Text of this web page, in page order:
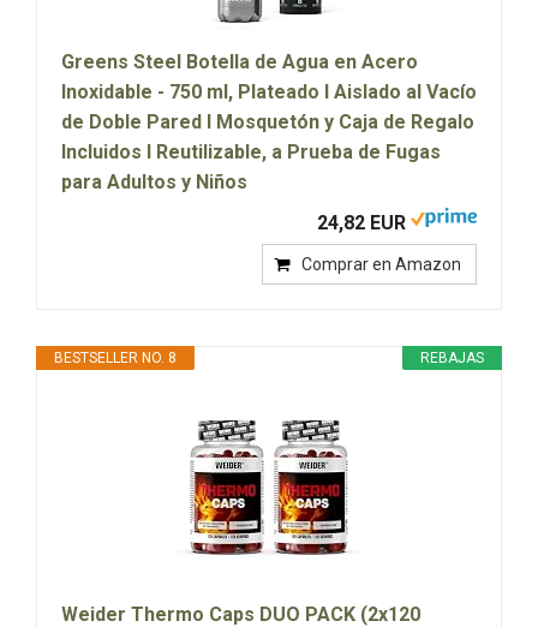
Greens Steel Botella de Agua en Acero
Inoxidable - 750 ml, Plateado I Aislado al Vacío
de Doble Pared I Mosquetón y Caja de Regalo
Incluidos I Reutilizable, a Prueba de Fugas
para Adultos y Niños
24,82 EUR
Comprar en Amazon
REBAJAS
BESTSELLER NO. 8
Weider Thermo Caps DUO PACK (2x120